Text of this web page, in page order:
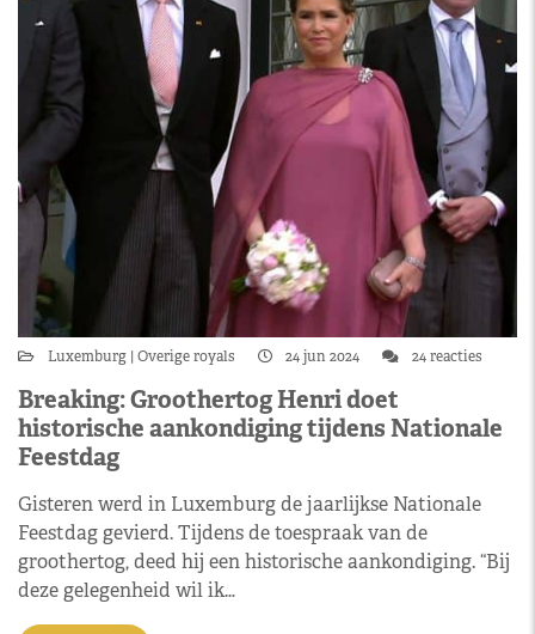
Luxemburg Overige royals 24 jun 2024 24 reacties
Breaking: Groothertog Henri doet
historische aankondiging tijdens Nationale
Feestdag
Gisteren werd in Luxemburg de jaarlijkse Nationale
Feestdag gevierd. Tijdens de toespraak van de
groothertog, deed hij een historische aankondiging. “Bij
deze gelegenheid wil ik…